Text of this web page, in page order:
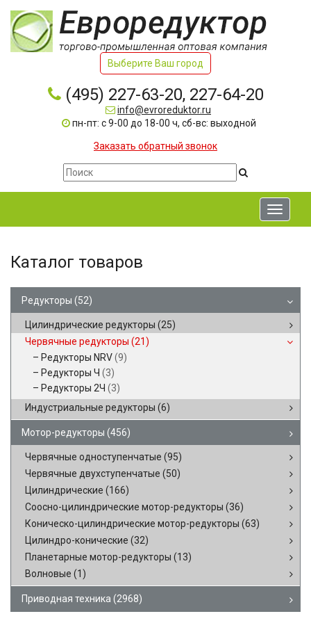
Выберите Ваш город
(495) 227-63-20, 227-64-20
info@evroreduktor.ru
пн-пт: с 9-00 до 18-00 ч, сб-вс: выходной
Заказать обратный звонок
Toggle
Каталог товаров
Редукторы (52)
Цилиндрические редукторы (25)
Червячные редукторы (21)
Редукторы NRV(9)
Редукторы Ч (3)
Редукторы 2Ч (3)
Индустриальные редукторы (6)
Мотор-редукторы (456)
Червячные одноступенчатые (95)
Червячные двухступенчатые (50)
Цилиндрические (166)
Соосно-цилиндрические мотор-редукторы (36)
Коническо-цилиндрические мотор-редукторы (63)
Цилиндро-конические (32)
Планетарные мотор-редукторы (13)
Волновые (1)
Приводная техника (2968)